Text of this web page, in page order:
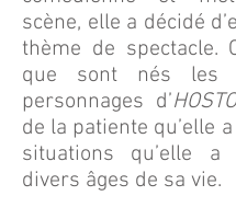
scène, elle a décidé
thème de spectacle.
que sont nés les
personnages d’HOSTO
de la patiente qu’elle
situations qu’elle a
divers âges de sa vie.